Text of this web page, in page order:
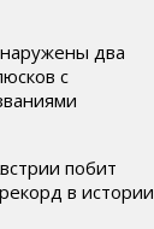
два
с
побит
в истории